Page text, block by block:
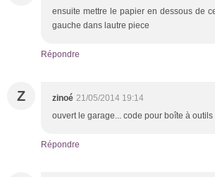
ensuite mettre le papier en dessous de
gauche dans lautre piece
Répondre
Z zinoé 21/05/2014 19:14
ouvert le garage... code pour boîte à outils
Répondre